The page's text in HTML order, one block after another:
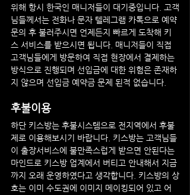
위해 항시 한국인 매니저들이 대기중입니다. 고객
님들께서는 전화나 문자 텔레그램 카톡으로 예약
문의 후 불러주시면 언제든지 빠르게 도착해 키
스 서비스를 받으시면 됩니다. 매니저들이 직접
고객님들에게 방문하여 직접 현장에서 결제하는
방식으로 진행되며 선입금에 대한 위험은 존재하
지 않으며 선입금 예약금 문제 된적 없습니다.
후불이용
하단 키스방는 후불시스템으로 전지역에서 후불
제로 이용해보시기 바랍니다. 키스방는 고객님들
이 출장서비스에 불만족스럽게 받으면 안된다는
마인드로 키스방 업계에서 버티고 안내해서 지금
까지 오래 운영하였다고 생각합니다. 키스방의 상
호는 이미 수도권에 이미지 메이킹되어 있고 어